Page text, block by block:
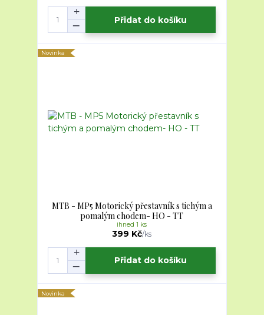
Přidat do košíku
Novinka
MTB - MP5 Motorický přestavník s tichým a
pomalým chodem- HO - TT
399 Kč/ks
ihned 1 ks
Přidat do košíku
Novinka